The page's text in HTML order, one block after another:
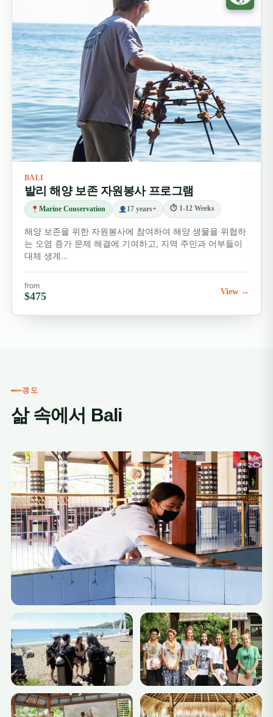
해외 의료 봉사 프로그램
지역사회 개발 프로그램
모든 봉사활동 여행지
BALI
발리 해양 보존 자원봉사 프로그램
Marine Conservation 17 years+ ⏱ 1-12 Weeks
해양 보존을 위한 자원봉사에 참여하여 해양 생물을 위협하
는 오염 증가 문제 해결에 기여하고, 지역 주민과 어부들이
대체 생계…
from
$475 View →
갱도
삶 속에서 Bali